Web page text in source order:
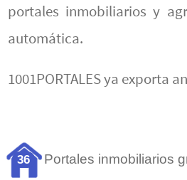
portales inmobiliarios y
automática.
1001PORTALES ya exporta
36 Portales inmobiliarios